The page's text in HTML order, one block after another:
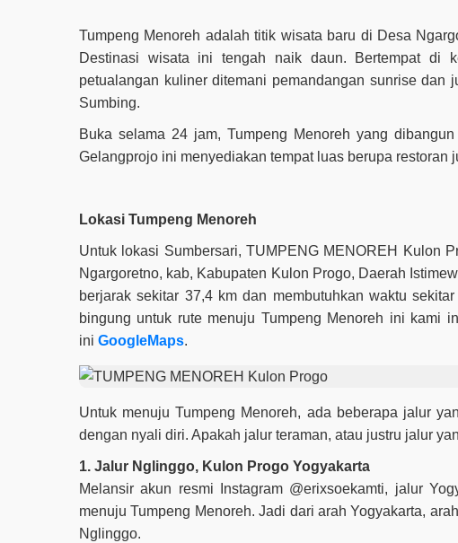
Tumpeng Menoreh adalah titik wisata baru di Desa
Destinasi wisata ini tengah naik daun. Bertempat di
petualangan kuliner ditemani pemandangan sunrise dan
Sumbing.
Buka selama 24 jam, Tumpeng Menoreh yang
Gelangprojo ini menyediakan tempat luas berupa restoran
Lokasi Tumpeng Menoreh
Untuk lokasi Sumbersari, TUMPENG MENOREH Kulon
Ngargoretno, kab, Kabupaten Kulon Progo, Daerah
berjarak sekitar 37,4 km dan membutuhkan waktu
bingung untuk rute menuju Tumpeng Menoreh ini kami
ini GoogleMaps.
Untuk menuju Tumpeng Menoreh, ada beberapa jalur
dengan nyali diri. Apakah jalur teraman, atau justru jalur
1. Jalur Nglinggo, Kulon Progo Yogyakarta
Melansir akun resmi Instagram @erixsoekamti, jalur
menuju Tumpeng Menoreh. Jadi dari arah Yogyakarta,
Nglinggo.